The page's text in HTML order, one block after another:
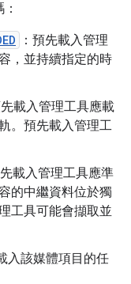
：預先載入管理
，並持續指定的時
先載入管理工具應載
。預先載入管理工
先載入管理工具應準
的中繼資料位於獨
工具可能會擷取並
入該媒體項目的任